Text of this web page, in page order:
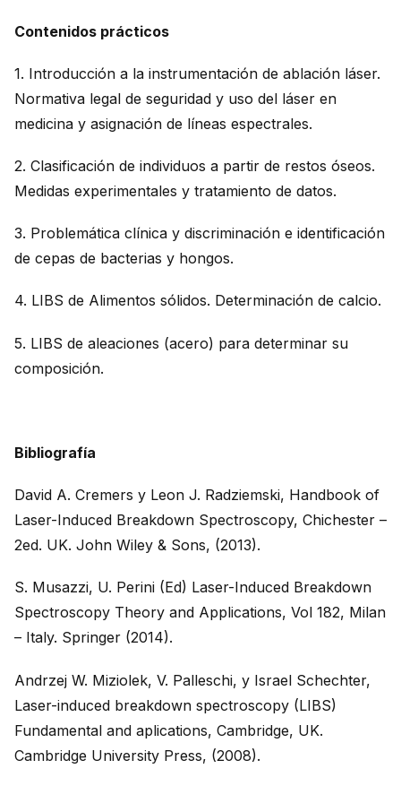
Contenidos prácticos
1. Introducción a la instrumentación de ablación láser.
Normativa legal de seguridad y uso del láser en
medicina y asignación de líneas espectrales.
2. Clasificación de individuos a partir de restos óseos.
Medidas experimentales y tratamiento de datos.
3. Problemática clínica y discriminación e identificación
de cepas de bacterias y hongos.
4. LIBS de Alimentos sólidos. Determinación de calcio.
5. LIBS de aleaciones (acero) para determinar su
composición.
Bibliografía
David A. Cremers y Leon J. Radziemski, Handbook of
Laser-Induced Breakdown Spectroscopy, Chichester –
2ed. UK. John Wiley & Sons, (2013).
S. Musazzi, U. Perini (Ed) Laser-Induced Breakdown
Spectroscopy Theory and Applications, Vol 182, Milan
– Italy. Springer (2014).
Andrzej W. Miziolek, V. Palleschi, y Israel Schechter,
Laser-induced breakdown spectroscopy (LIBS)
Fundamental and aplications, Cambridge, UK.
Cambridge University Press, (2008).